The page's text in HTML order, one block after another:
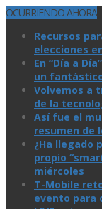
OCURRIENDO AHORA
Recursos
elecciones
En “Día a
un
Volvemos a
de la
Así­ fue el
resumen de
¿Ha llegado
propio
miércoles
T-Mobile
evento para